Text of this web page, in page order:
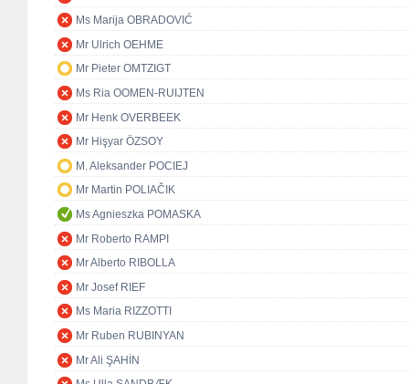
Ms Marija OBRADOVIĆ
Mr Ulrich OEHME
Mr Pieter OMTZIGT
Ms Ria OOMEN-RUIJTEN
Mr Henk OVERBEEK
Mr Hişyar ÖZSOY
M. Aleksander POCIEJ
Mr Martin POLIAČIK
Ms Agnieszka POMASKA
Mr Roberto RAMPI
Mr Alberto RIBOLLA
Mr Josef RIEF
Ms Maria RIZZOTTI
Mr Ruben RUBINYAN
Mr Ali ŞAHİN